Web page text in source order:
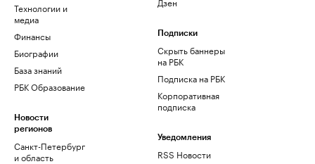
Технологии и
медиа
Финансы
Биографии
База знаний
РБК Образование
Новости
регионов
Санкт-Петербург
и область
Подписки
Скрыть баннеры
на РБК
Подписка на РБК
Корпоративная
подписка
Уведомления
RSS Новости